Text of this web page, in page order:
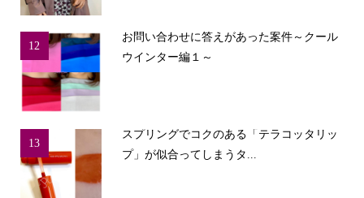
12
お問い合わせに答えがあった案件～クール
ウインター編１～
13
スプリングでコクのある「テラコッタリッ
プ」が似合ってしまうタ...